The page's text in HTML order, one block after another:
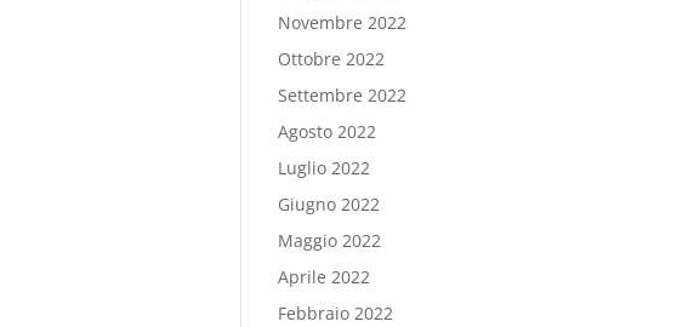
Novembre 2022
Ottobre 2022
Settembre 2022
Agosto 2022
Luglio 2022
Giugno 2022
Maggio 2022
Aprile 2022
Febbraio 2022